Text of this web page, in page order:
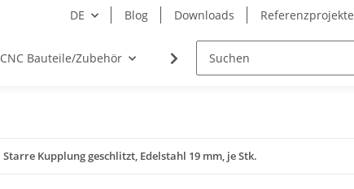
DE Blog Downloads Referenzprojekte
CNC Bauteile/Zubehör Elektro
Starre Kupplung geschlitzt, Edelstahl 19 mm, je Stk.